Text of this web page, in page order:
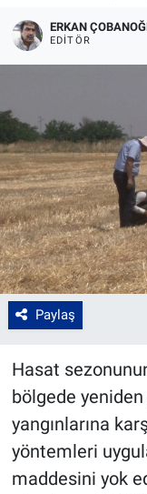
ERKAN
EDITÖR
Paylaş
Hasat
bölgede
yangınlarına
yöntemleri
maddesini yok